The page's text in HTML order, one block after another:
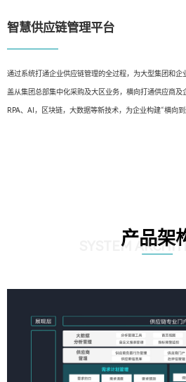
智慧供应链管理平台
通过系统打通企业供应链管理的全过程，为大型集团和
盖从集团总部集中化采购及大区业务，横向打通供应商
RPA、AI，区块链，大数据等新技术，为企业构建“横向
产品架
SYSTEM